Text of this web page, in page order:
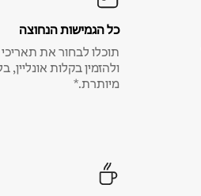
כל הגמישות הנחוצה
תוכלו לבחור את
ולהזמין בקלות אונליין,
מיותרת.*